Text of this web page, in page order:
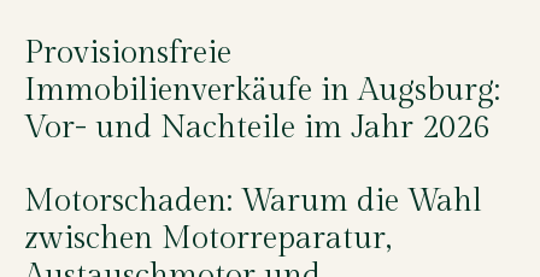
Provisionsfreie
Immobilienverkäufe in Augsburg:
Vor- und Nachteile im Jahr 2026
Motorschaden: Warum die Wahl
zwischen Motorreparatur,